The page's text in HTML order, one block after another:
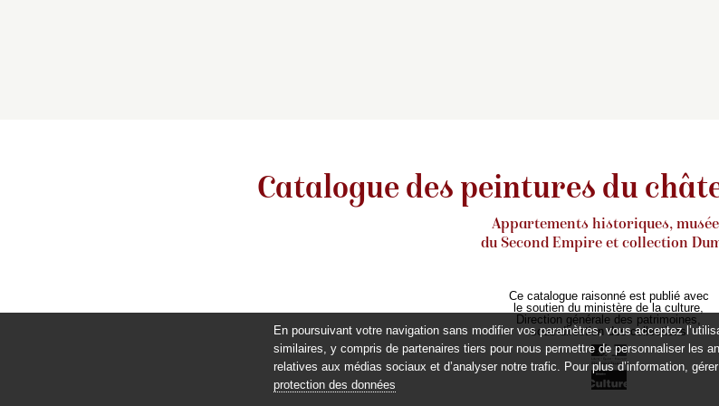
Catalogue des peintures du
Appartements historiques,
du Second Empire et collection
Ce catalogue raisonné est publié avec
le soutien du ministère de la culture,
Direction générale des patrimoines,
sous-direction des collections
En poursuivant votre navigation sans modifier vos paramètres, vous acceptez
similaires, y compris de partenaires tiers pour nous permettre de personnaliser les
relatives aux médias sociaux et d’analyser notre trafic. Pour plus d’information,
protection des données